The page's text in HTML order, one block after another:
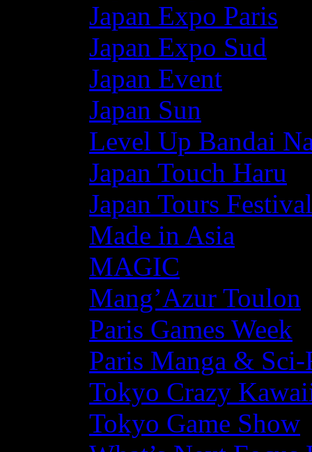
Japan Expo Paris
Japan Expo Sud
Japan Event
Japan Sun
Level Up Bandai
Japan Touch Haru
Japan Tours Festival
Made in Asia
MAGIC
Mang’Azur Toulon
Paris Games Week
Paris Manga &
Tokyo Crazy
Tokyo Game Show